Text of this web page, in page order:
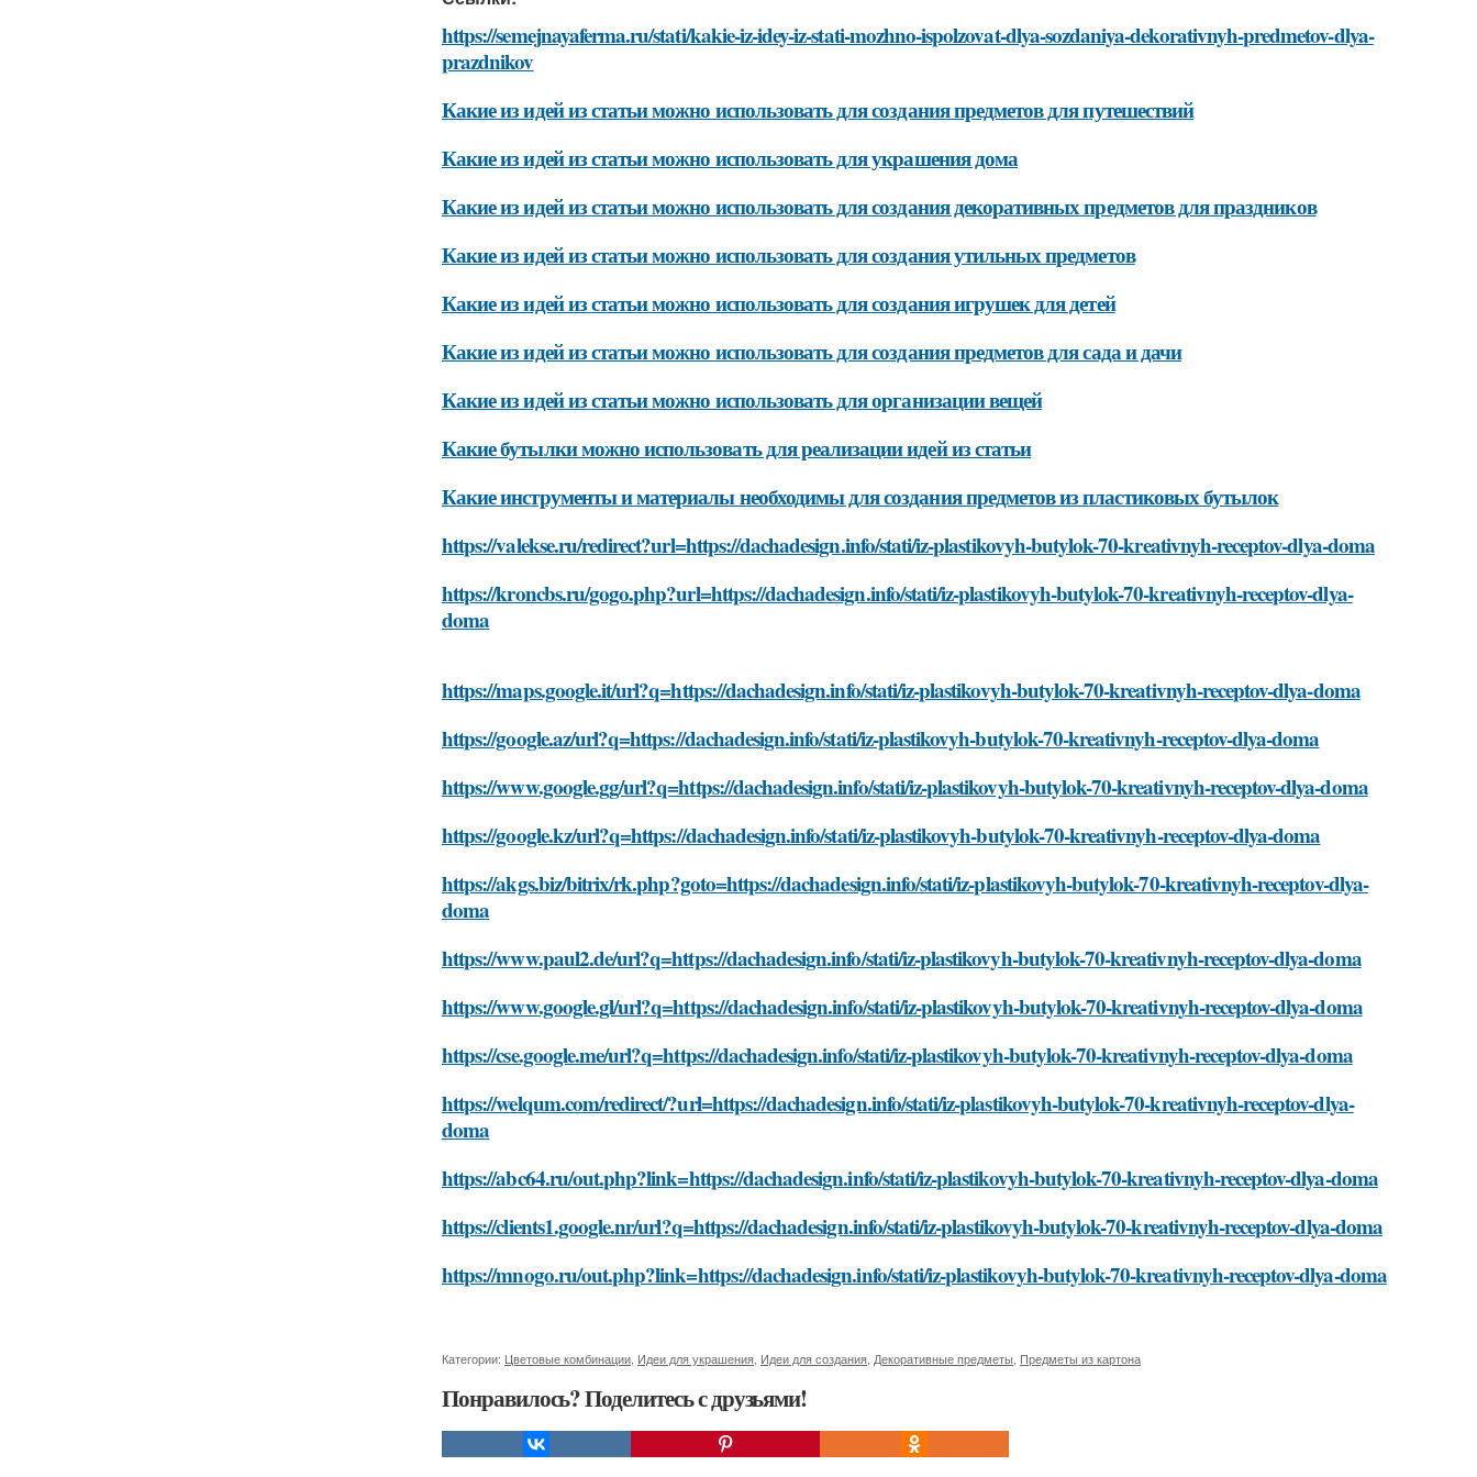
https://semejnayaferma.ru/stati/kakie-iz-idey-iz-stati-mozhno-ispolzovat-dlya-sozdaniya-dekorativnyh-predmetov-dlya-
prazdnikov
Какие из идей из статьи можно использовать для создания предметов для путешествий
Какие из идей из статьи можно использовать для украшения дома
Какие из идей из статьи можно использовать для создания декоративных предметов для праздников
Какие из идей из статьи можно использовать для создания утильных предметов
Какие из идей из статьи можно использовать для создания игрушек для детей
Какие из идей из статьи можно использовать для создания предметов для сада и дачи
Какие из идей из статьи можно использовать для организации вещей
Какие бутылки можно использовать для реализации идей из статьи
Какие инструменты и материалы необходимы для создания предметов из пластиковых бутылок
https://valekse.ru/redirect?url=https://dachadesign.info/stati/iz-plastikovyh-butylok-70-kreativnyh-receptov-dlya-doma
https://kroncbs.ru/gogo.php?url=https://dachadesign.info/stati/iz-plastikovyh-butylok-70-kreativnyh-receptov-dlya-
doma
https://maps.google.it/url?q=https://dachadesign.info/stati/iz-plastikovyh-butylok-70-kreativnyh-receptov-dlya-doma
https://google.az/url?q=https://dachadesign.info/stati/iz-plastikovyh-butylok-70-kreativnyh-receptov-dlya-doma
https://www.google.gg/url?q=https://dachadesign.info/stati/iz-plastikovyh-butylok-70-kreativnyh-receptov-dlya-doma
https://google.kz/url?q=https://dachadesign.info/stati/iz-plastikovyh-butylok-70-kreativnyh-receptov-dlya-doma
https://akgs.biz/bitrix/rk.php?goto=https://dachadesign.info/stati/iz-plastikovyh-butylok-70-kreativnyh-receptov-dlya-
doma
https://www.paul2.de/url?q=https://dachadesign.info/stati/iz-plastikovyh-butylok-70-kreativnyh-receptov-dlya-doma
https://www.google.gl/url?q=https://dachadesign.info/stati/iz-plastikovyh-butylok-70-kreativnyh-receptov-dlya-doma
https://cse.google.me/url?q=https://dachadesign.info/stati/iz-plastikovyh-butylok-70-kreativnyh-receptov-dlya-doma
https://welqum.com/redirect/?url=https://dachadesign.info/stati/iz-plastikovyh-butylok-70-kreativnyh-receptov-dlya-
doma
https://abc64.ru/out.php?link=https://dachadesign.info/stati/iz-plastikovyh-butylok-70-kreativnyh-receptov-dlya-doma
https://clients1.google.nr/url?q=https://dachadesign.info/stati/iz-plastikovyh-butylok-70-kreativnyh-receptov-dlya-doma
https://mnogo.ru/out.php?link=https://dachadesign.info/stati/iz-plastikovyh-butylok-70-kreativnyh-receptov-dlya-doma
Категории: Цветовые комбинации Идеи для украшения Идеи для создания Декоративные предметы Предметы из картона
Понравилось? Поделитесь с друзьями!